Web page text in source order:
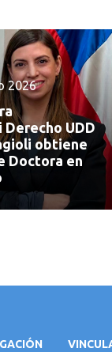
2026
Derecho UDD
obtiene
Doctora en